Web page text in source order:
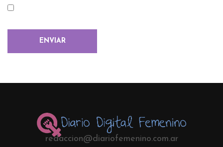
redaccion@diariofemenino.com.ar